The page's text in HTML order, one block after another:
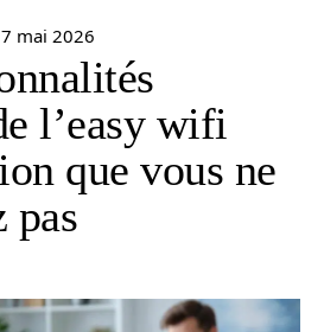
mai 2026
l’easy wifi
que vous ne
pas